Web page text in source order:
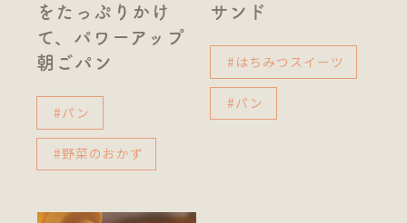
をたっぷりかけ
て、パワーアップ
朝ごパン
#パン
#野菜のおかず
サンド
#はちみつスイーツ
#パン